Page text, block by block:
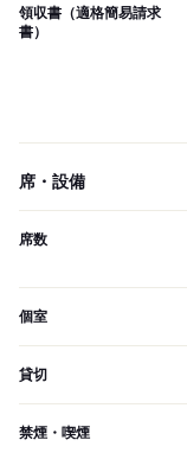
領収書（適格簡易請求
書）
席・設備
席数
個室
貸切
禁煙・喫煙